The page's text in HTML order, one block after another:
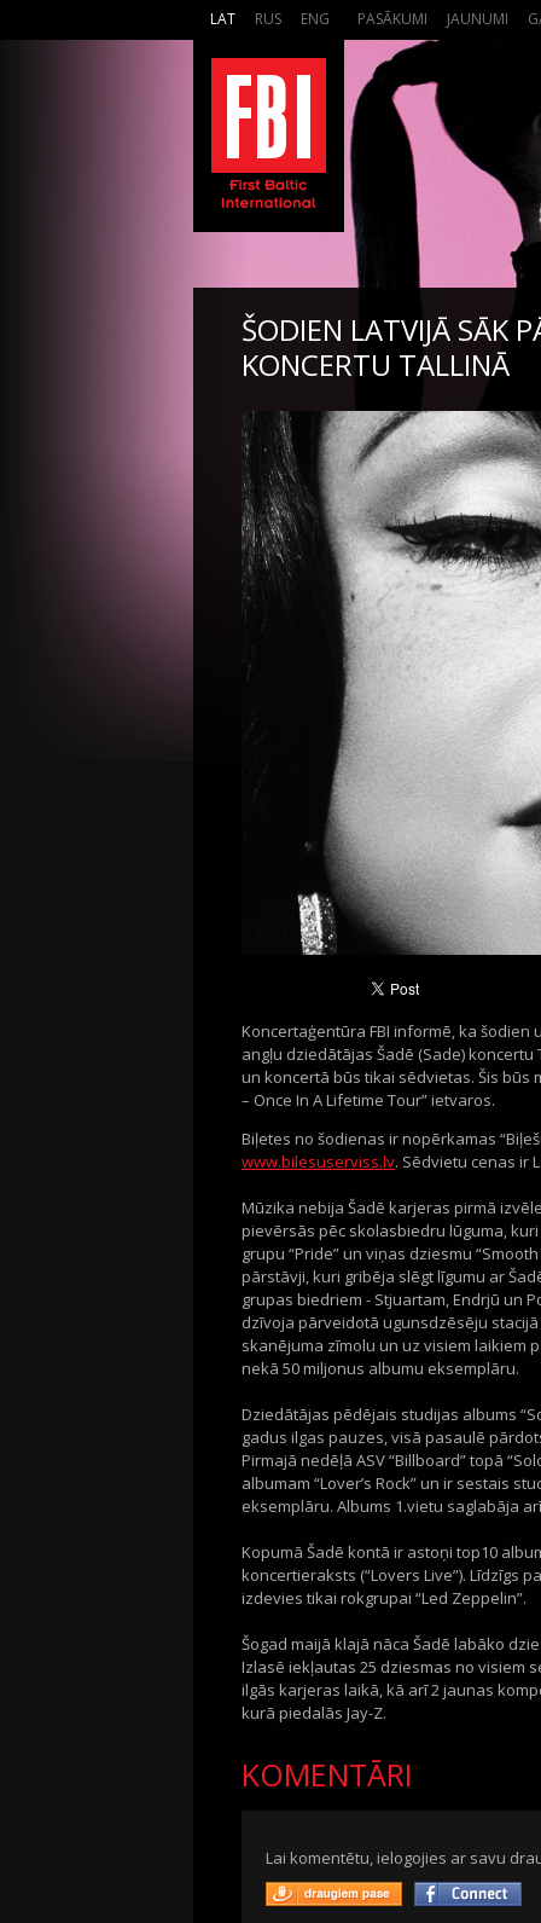
LAT RUS ENG PASĀKUMI JAUNUMI
ŠODIEN LATVIJĀ SĀK
KONCERTU TALLINĀ
Koncertaģentūra FBI informē, ka
angļu dziedātājas Šadē (Sade)
un koncertā būs tikai sēdvietas. Šis būs
– Once In A Lifetime Tour” ietvaros.
Biļetes no šodienas ir nopērkamas
www.bilesuserviss.lv. Sēdvietu cenas ir
Mūzika nebija Šadē karjeras pirmā
pievērsās pēc skolasbiedru lūguma,
grupu “Pride” un viņas dziesmu
pārstāvji, kuri gribēja slēgt līgumu ar
grupas biedriem - Stjuartam, Endrjū un
dzīvoja pārveidotā ugunsdzēsēju
skanējuma zīmolu un uz visiem laikiem
nekā 50 miljonus albumu eksemplāru.
Dziedātājas pēdējais studijas albums
gadus ilgas pauzes, visā pasaulē
Pirmajā nedēļā ASV “Billboard” topā
albumam “Lover’s Rock” un ir sestais
eksemplāru. Albums 1.vietu saglabāja
Kopumā Šadē kontā ir astoņi top10
koncertieraksts (“Lovers Live”). Līdzīgs
izdevies tikai rokgrupai “Led Zeppelin”.
Šogad maijā klajā nāca Šadē labāko
Izlasē iekļautas 25 dziesmas no visiem
ilgās karjeras laikā, kā arī 2 jaunas
kurā piedalās Jay-Z.
KOMENTĀRI
Lai komentētu, ielogojies ar savu